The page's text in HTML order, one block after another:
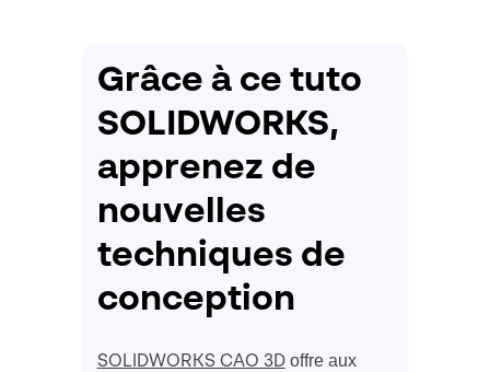
Grâce à ce tuto
SOLIDWORKS,
apprenez de
nouvelles
techniques de
conception
SOLIDWORKS CAO 3Doffre aux